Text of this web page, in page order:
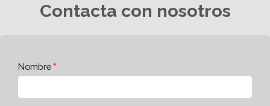
Contacta con nosotros
Nombre